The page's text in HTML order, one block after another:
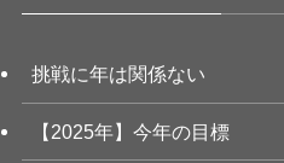
挑戦に年は関係ない
【2025年】今年の目標